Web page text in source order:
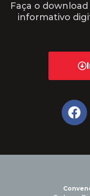
Faça o
informativo